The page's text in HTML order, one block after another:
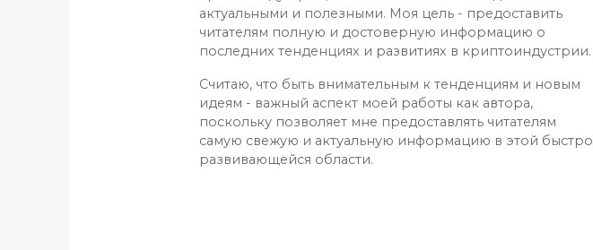
актуальными и полезными. Моя цель - предоставить
читателям полную и достоверную информацию о
последних тенденциях и развитиях в криптоиндустрии.
Считаю, что быть внимательным к тенденциям и новым
идеям - важный аспект моей работы как автора,
поскольку позволяет мне предоставлять читателям
самую свежую и актуальную информацию в этой быстро
развивающейся области.